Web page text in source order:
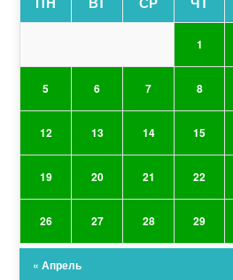
1
5 6 7 8
12 13 14 15
19 20 21 22
26 27 28 29
« Апрель